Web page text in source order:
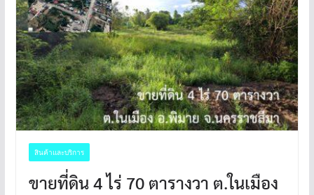
สินค้าและบริการ
ขายที่ดิน 4 ไร่ 70 ตารางวา ต.ในเมือง